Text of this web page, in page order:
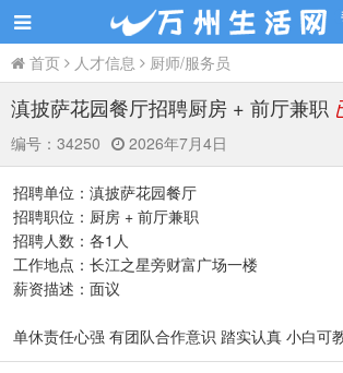
首页 人才信息 厨师/服务员
滇披萨花园餐厅招聘厨房 + 前厅兼职
编号： 34250 2026年7月4日
招聘单位：滇披萨花园餐厅
招聘职位：厨房 + 前厅兼职
招聘人数：各1人
工作地点：长江之星旁财富广场一楼
薪资描述：面议
单休责任心强 有团队合作意识 踏实认真 小白可